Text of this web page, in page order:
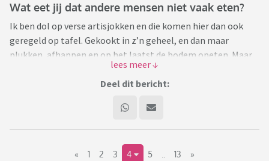
Wat eet jij dat andere mensen niet vaak eten?
Ik ben dol op verse artisjokken en die komen hier dan ook
geregeld op tafel. Gekookt in z’n geheel, en dan maar
plukken, afhappen en op het laatst de bodem opeten. Maar
als ik het er met andere mensen over heb lijkt het alsof het
toch niet zo heel populair is om te maken.
eten? Dan doel ik dus niet op de zogenaamd rare
combinaties waar al een topic over is, maar op etenswaren
die niet zo gebruikelijk zijn zoals zwezerik, schorseneer, …..?
Deel dit bericht:
« 1 2 3 4 5 13 »